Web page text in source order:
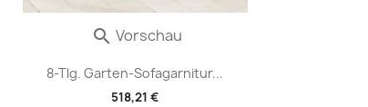
8-Tlg. Garten-Sofagarnitur...
518,21 €
 Vorschau